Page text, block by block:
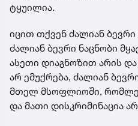
ტყუილია.
იცით თქვენ ძალიან ბევრი
ძალიან ბევრი ნაცნობი
ასეთი დიაგნოზით არის
არ ემუქრება, ძალიან
მთელ მსოფლიოში,
და მათი დისკრიმინაცია